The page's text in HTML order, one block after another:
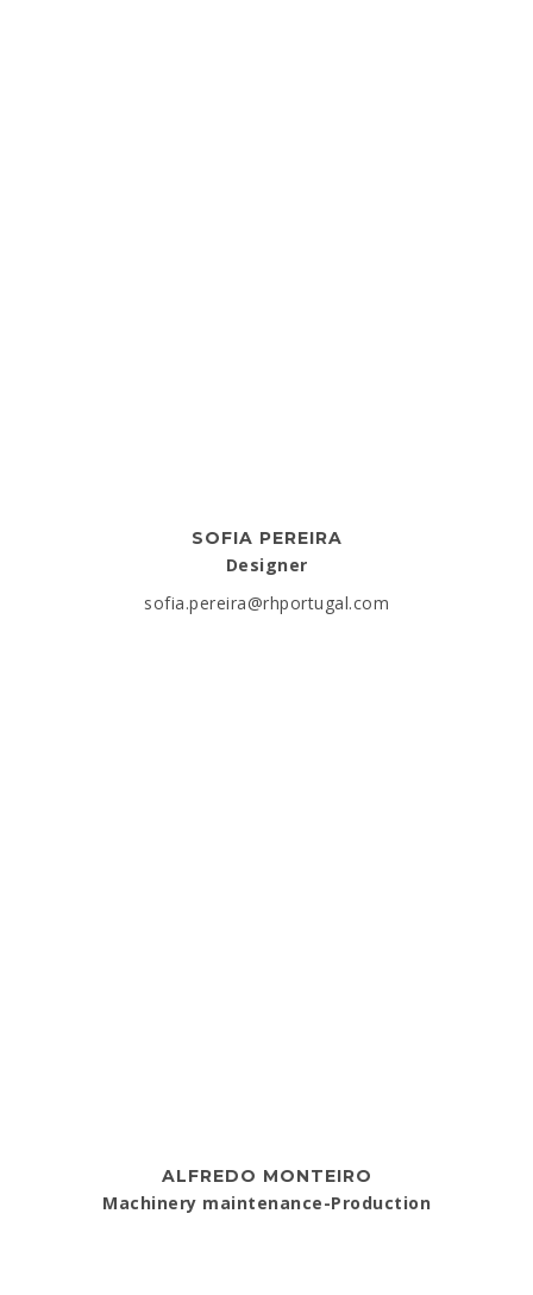
SOFIA PEREIRA
Designer
sofia.pereira@rhportugal.com
ALFREDO MONTEIRO
Machinery maintenance-Production